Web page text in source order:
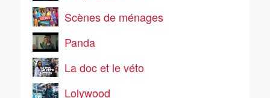
Scènes de ménages
Panda
La doc et le véto
Lolywood